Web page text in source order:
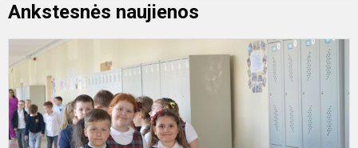
Ankstesnės naujienos